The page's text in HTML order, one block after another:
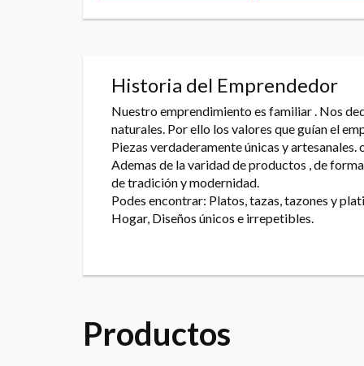
Historia del Emprendedor
Nuestro emprendimiento es familiar . Nos
naturales. Por ello los valores que guían el
Piezas verdaderamente únicas y
Ademas de la varidad de productos , de
de tradición y modernidad.
Podes encontrar: Platos, tazas, tazones y
Hogar, Diseños únicos e irrepetibles.
Productos